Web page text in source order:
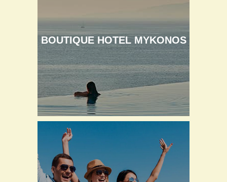
BOUTIQUE HOTEL MYKONOS